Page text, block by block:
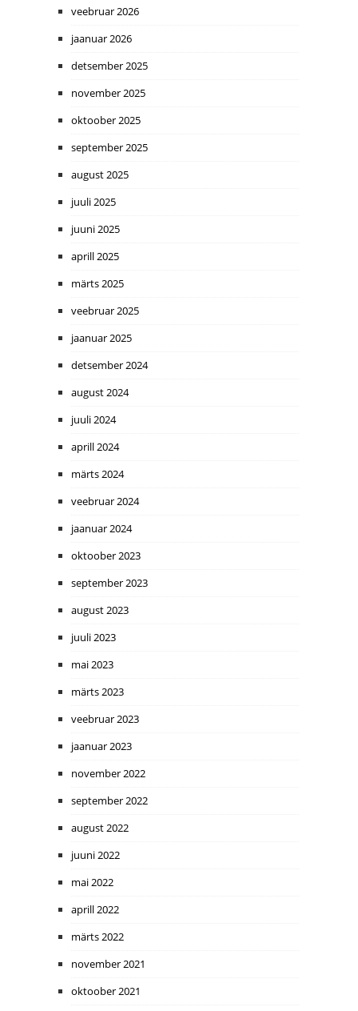
veebruar 2026
jaanuar 2026
detsember 2025
november 2025
oktoober 2025
september 2025
august 2025
juuli 2025
juuni 2025
aprill 2025
märts 2025
veebruar 2025
jaanuar 2025
detsember 2024
august 2024
juuli 2024
aprill 2024
märts 2024
veebruar 2024
jaanuar 2024
oktoober 2023
september 2023
august 2023
juuli 2023
mai 2023
märts 2023
veebruar 2023
jaanuar 2023
november 2022
september 2022
august 2022
juuni 2022
mai 2022
aprill 2022
märts 2022
november 2021
oktoober 2021